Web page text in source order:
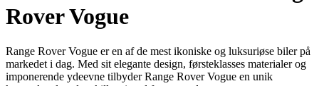
Rover Vogue
Range Rover Vogue er en af de mest ikoniske og luksuriøse biler på
markedet i dag. Med sit elegante design, førsteklasses materialer og
imponerende ydeevne tilbyder Range Rover Vogue en unik